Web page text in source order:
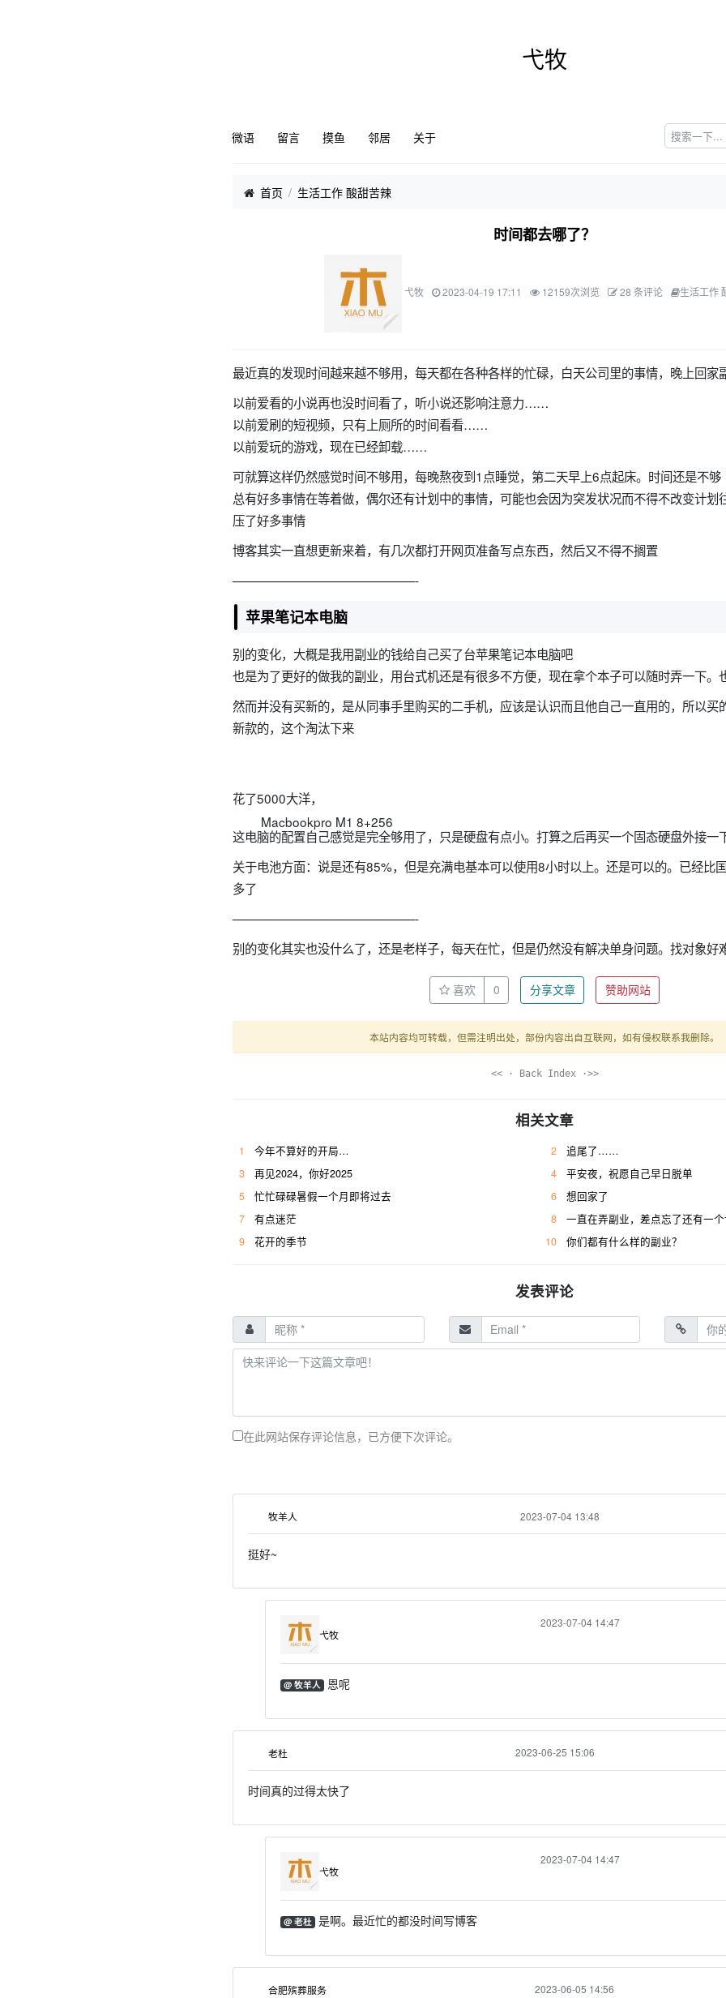
弋牧
微语 留言 摸鱼 邻居 关于
首页 生活工作 酸甜苦辣
时间都去哪了？
弋牧 2023-04-19 17:11 12159次浏览 28 条评论 生活工作
最近真的发现时间越来越不够用，每天都在各种各样的忙碌，白天公司里的事情，晚上回家
以前爱看的小说再也没时间看了，听小说还影响注意力……
以前爱刷的短视频，只有上厕所的时间看看……
以前爱玩的游戏，现在已经卸载……
可就算这样仍然感觉时间不够用，每晚熬夜到1点睡觉，第二天早上6点起床。时间还是不够
总有好多事情在等着做，偶尔还有计划中的事情，可能也会因为突发状况而不得不改变计划
压了好多事情
博客其实一直想更新来着，有几次都打开网页准备写点东西，然后又不得不搁置
———————————————-
苹果笔记本电脑
别的变化，大概是我用副业的钱给自己买了台苹果笔记本电脑吧
也是为了更好的做我的副业，用台式机还是有很多不方便，现在拿个本子可以随时弄一下。
然而并没有买新的，是从同事手里购买的二手机，应该是认识而且他自己一直用的，所以买
新款的，这个淘汰下来
花了5000大洋，
Macbookpro M1 8+256
这电脑的配置自己感觉是完全够用了，只是硬盘有点小。打算之后再买一个固态硬盘外接一
关于电池方面：说是还有85%，但是充满电基本可以使用8小时以上。还是可以的。已经比
多了
———————————————-
别的变化其实也没什么了，还是老样子，每天在忙，但是仍然没有解决单身问题。找对象好
喜欢 0 分享文章 赞助网站
本站内容均可转载，但需注明出处，部份内容出自互联网，如有侵权联系我删除。
<< · Back Index ·>>
相关文章
1 今年不算好的开局… 2
追尾了……
3
再见2024，你好2025 4
平安夜，祝愿自己早日脱单
5
忙忙碌碌暑假一个月即将过去 6
想回家了
7
有点迷茫 8
一直在弄副业，差点忘了还有一
9
花开的季节 10 你们都有什么样的副业？
发表评论
在此网站保存评论信息，已方便下次评论。
牧羊人 2023-07-04 13:48
挺好~
弋牧
2023-07-04 14:47
@ 牧羊人 恩呢
老杜 2023-06-25 15:06
时间真的过得太快了
弋牧
2023-07-04 14:47
@ 老杜 是啊。最近忙的都没时间写博客
合肥殡葬服务 2023-06-05 14:56